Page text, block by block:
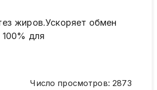
жиров.Ускоряет обмен
для
Число просмотров:2873